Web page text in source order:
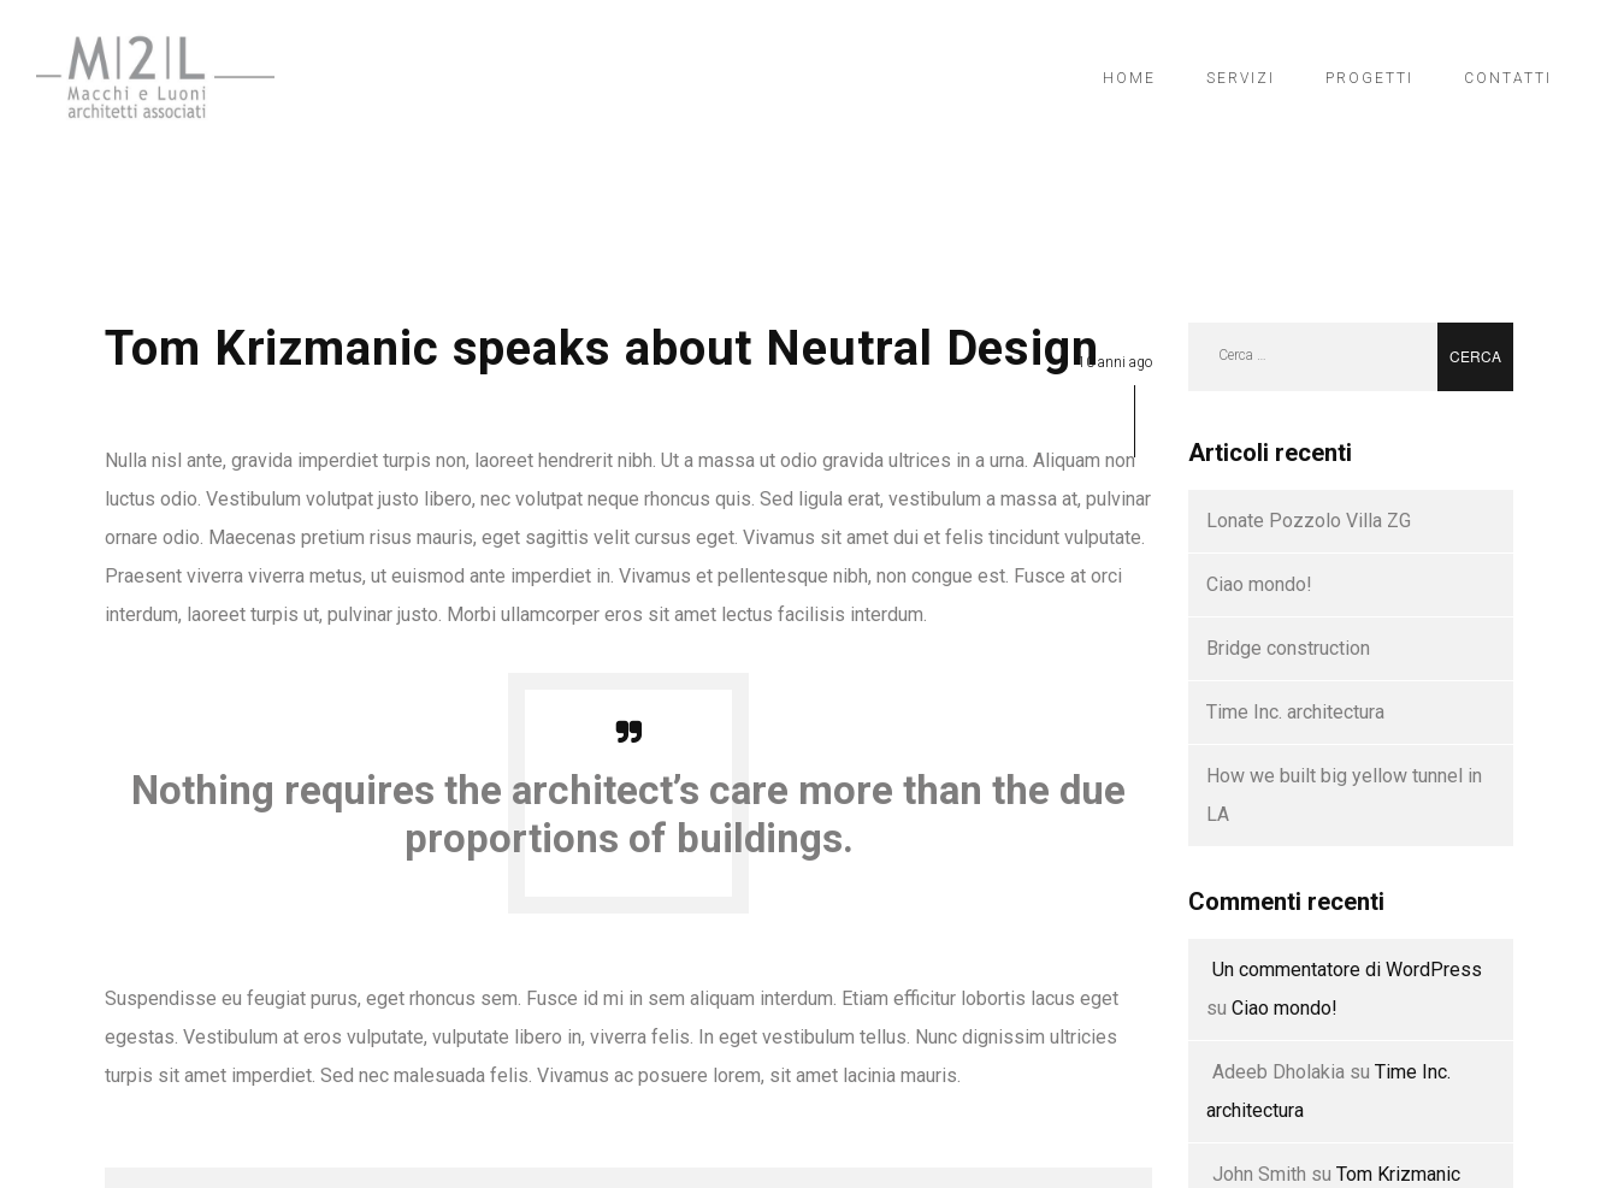
HOME SERVIZI PROGETTI CONTATTI
Tom Krizmanic speaks about Neutral Design10 anni ago
Nulla nisl ante, gravida imperdiet turpis non, laoreet hendrerit nibh. Ut a massa ut odio gravida ultrices in a urna. Aliquam non
luctus odio. Vestibulum volutpat justo libero, nec volutpat neque rhoncus quis. Sed ligula erat, vestibulum a massa at, pulvinar
ornare odio. Maecenas pretium risus mauris, eget sagittis velit cursus eget. Vivamus sit amet dui et felis tincidunt vulputate.
Praesent viverra viverra metus, ut euismod ante imperdiet in. Vivamus et pellentesque nibh, non congue est. Fusce at orci
interdum, laoreet turpis ut, pulvinar justo. Morbi ullamcorper eros sit amet lectus facilisis interdum.
Nothing requires the architect’s care more than the due
proportions of buildings.
Suspendisse eu feugiat purus, eget rhoncus sem. Fusce id mi in sem aliquam interdum. Etiam efficitur lobortis lacus eget
egestas. Vestibulum at eros vulputate, vulputate libero in, viverra felis. In eget vestibulum tellus. Nunc dignissim ultricies
turpis sit amet imperdiet. Sed nec malesuada felis. Vivamus ac posuere lorem, sit amet lacinia mauris.
Articoli recenti
Lonate Pozzolo Villa ZG
Ciao mondo!
Bridge construction
Time Inc. architectura
How we built big yellow tunnel in
LA
Commenti recenti
Un commentatore di WordPress
su Ciao mondo!
Adeeb Dholakia su Time Inc.
architectura
John Smith su Tom Krizmanic